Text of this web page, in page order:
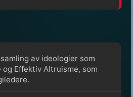
av ideologier som
og Effektiv Altruisme, som